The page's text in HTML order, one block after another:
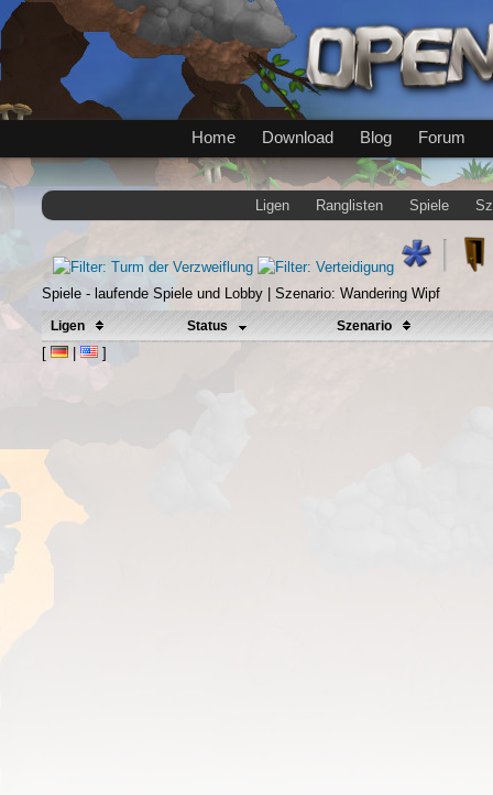
Home Download Blog Forum
Ligen Ranglisten Spiele
Spiele - laufende Spiele und Lobby | Szenario: Wandering Wipf
Ligen Status Szenario
[ | ]